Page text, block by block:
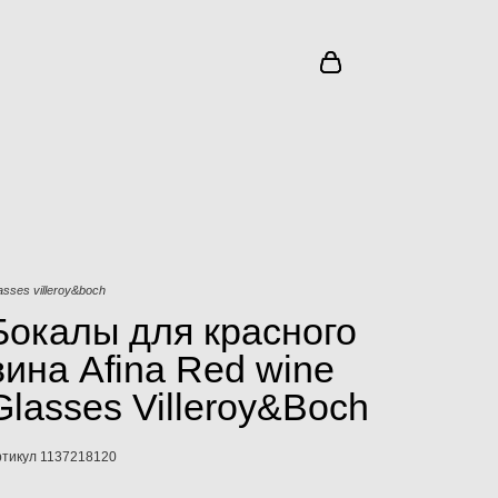
villeroy&boch
для красного
Afina Red wine
Villeroy&Boch
1137218120